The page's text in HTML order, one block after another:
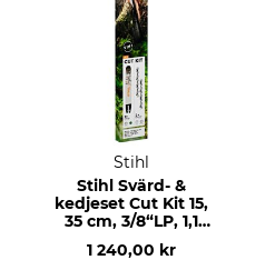
Stihl
Stihl Svärd- &
kedjeset Cut Kit 15,
35 cm, 3/8“LP, 1,1
1 240,00 kr